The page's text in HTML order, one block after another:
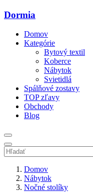
Dormia
Domov
Kategórie
Bytový textil
Koberce
Nábytok
Svietidlá
Spálňové zostavy
TOP zľavy
Obchody
Blog
Domov
Nábytok
Nočné stolíky